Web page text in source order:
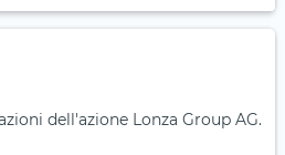
dell'azione Lonza Group AG.